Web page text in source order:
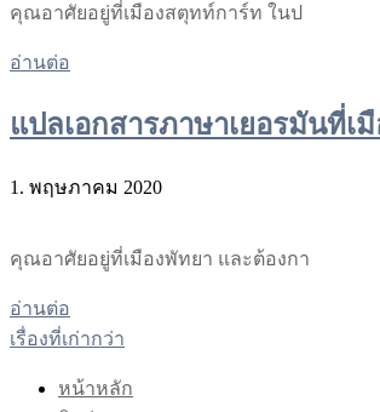
คุณอาศัยอยู่ที่เมืองสตุทท์การ์ท ในป
อ่านต่อ
แปลเอกสารภาษาเยอรมันที่เ
1. พฤษภาคม 2020
คุณอาศัยอยู่ที่เมืองพัทยา และต้องกา
อ่านต่อ
แนะแนว
เรื่อง
เรื่องที่เก่ากว่า
หน้าหลัก